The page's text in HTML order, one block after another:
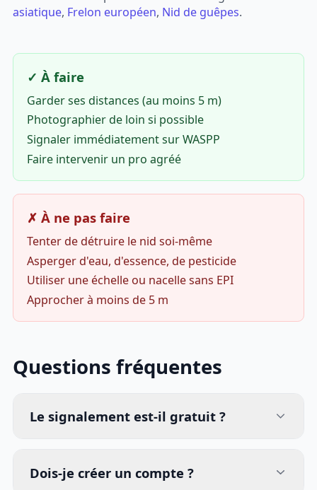
asiatique, Frelon européen, Nid de guêpes.
✓ À faire
Garder ses distances (au moins 5 m)
Photographier de loin si possible
Signaler immédiatement sur WASPP
Faire intervenir un pro agréé
✗ À ne pas faire
Tenter de détruire le nid soi-même
Asperger d'eau, d'essence, de pesticide
Utiliser une échelle ou nacelle sans EPI
Approcher à moins de 5 m
Questions fréquentes
Le signalement est-il gratuit ?
Dois-je créer un compte ?